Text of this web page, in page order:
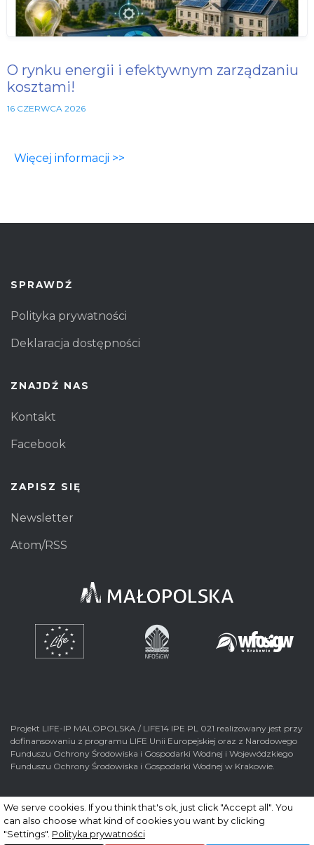
O rynku energii i efektywnym zarządzaniu
kosztami!
16 CZERWCA 2026
Więcej informacji >>
SPRAWDŹ
Polityka prywatności
Deklaracja dostępności
ZNAJDŹ NAS
Kontakt
Facebook
ZAPISZ SIĘ
Newsletter
Atom/RSS
Projekt LIFE-IP MALOPOLSKA / LIFE14 IPE PL 021 realizowany jest przy
dofinansowaniu z programu LIFE Unii Europejskiej oraz z Narodowego
Funduszu Ochrony Środowiska i Gospodarki Wodnej i Wojewódzkiego
Funduszu Ochrony Środowiska i Gospodarki Wodnej w Krakowie.
© 2026 Wszelkie prawa zastrzeżone. RealizacjanFinity.pl
We serve cookies. If you think that's ok, just click "Accept all". You
can also choose what kind of cookies you want by clicking
"Settings". Polityka prywatności